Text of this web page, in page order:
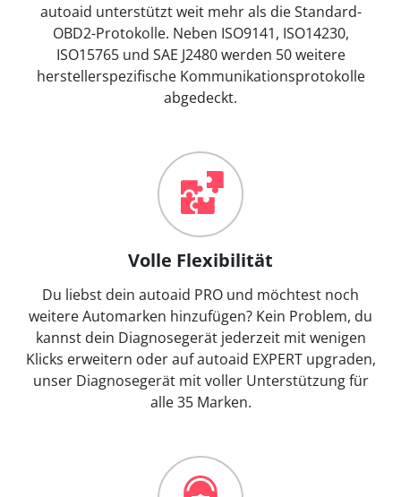
autoaid unterstützt weit mehr als die Standard-
OBD2-Protokolle. Neben ISO9141, ISO14230,
ISO15765 und SAE J2480 werden 50 weitere
herstellerspezifische Kommunikationsprotokolle
abgedeckt.
Volle Flexibilität
Du liebst dein autoaid PRO und möchtest noch
weitere Automarken hinzufügen? Kein Problem, du
kannst dein Diagnosegerät jederzeit mit wenigen
Klicks erweitern oder auf autoaid EXPERT upgraden,
unser Diagnosegerät mit voller Unterstützung für
alle 35 Marken.